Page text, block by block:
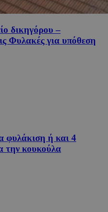
δικηγόρου –
Φυλακές για υπόθεση
φυλάκιση ή και 4
την κουκούλα